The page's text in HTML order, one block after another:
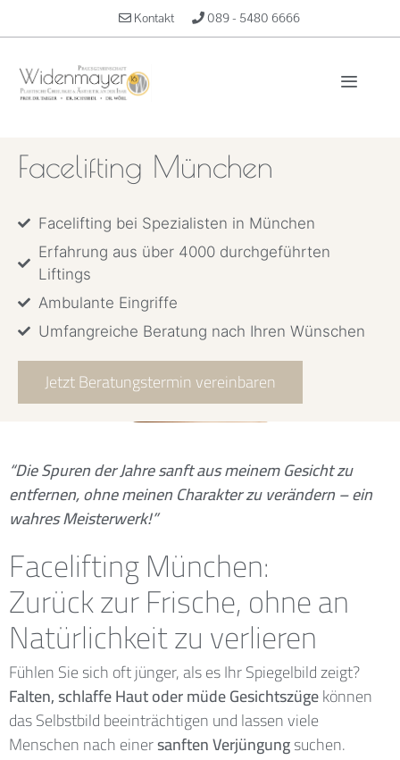
Kontakt 089 - 5480 6666
Facelifting München
Facelifting bei Spezialisten in München
Erfahrung aus über 4000 durchgeführten
Liftings
Ambulante Eingriffe
Umfangreiche Beratung nach Ihren Wünschen
Jetzt Beratungstermin vereinbaren
“Die Spuren der Jahre sanft aus meinem Gesicht zu
entfernen, ohne meinen Charakter zu verändern – ein
wahres Meisterwerk!”
Facelifting München:
Zurück zur Frische, ohne an
Natürlichkeit zu verlieren
Fühlen Sie sich oft jünger, als es Ihr Spiegelbild zeigt?
Falten, schlaffe Haut oder müde Gesichtszügekönnen
das Selbstbild beeinträchtigen und lassen viele
Menschen nach einersanften Verjüngungsuchen.